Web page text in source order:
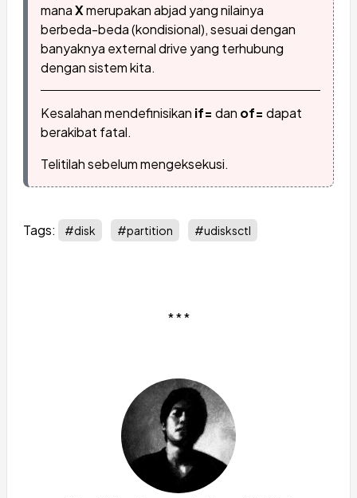
manaXmerupakan abjad yang nilainya
berbeda-beda (kondisional), sesuai dengan
banyaknya external drive yang terhubung
dengan sistem kita.
Kesalahan mendefinisikan if= dan of= dapat
berakibat fatal.
Telitilah sebelum mengeksekusi.
Tags: #disk #partition #udisksctl
* * *